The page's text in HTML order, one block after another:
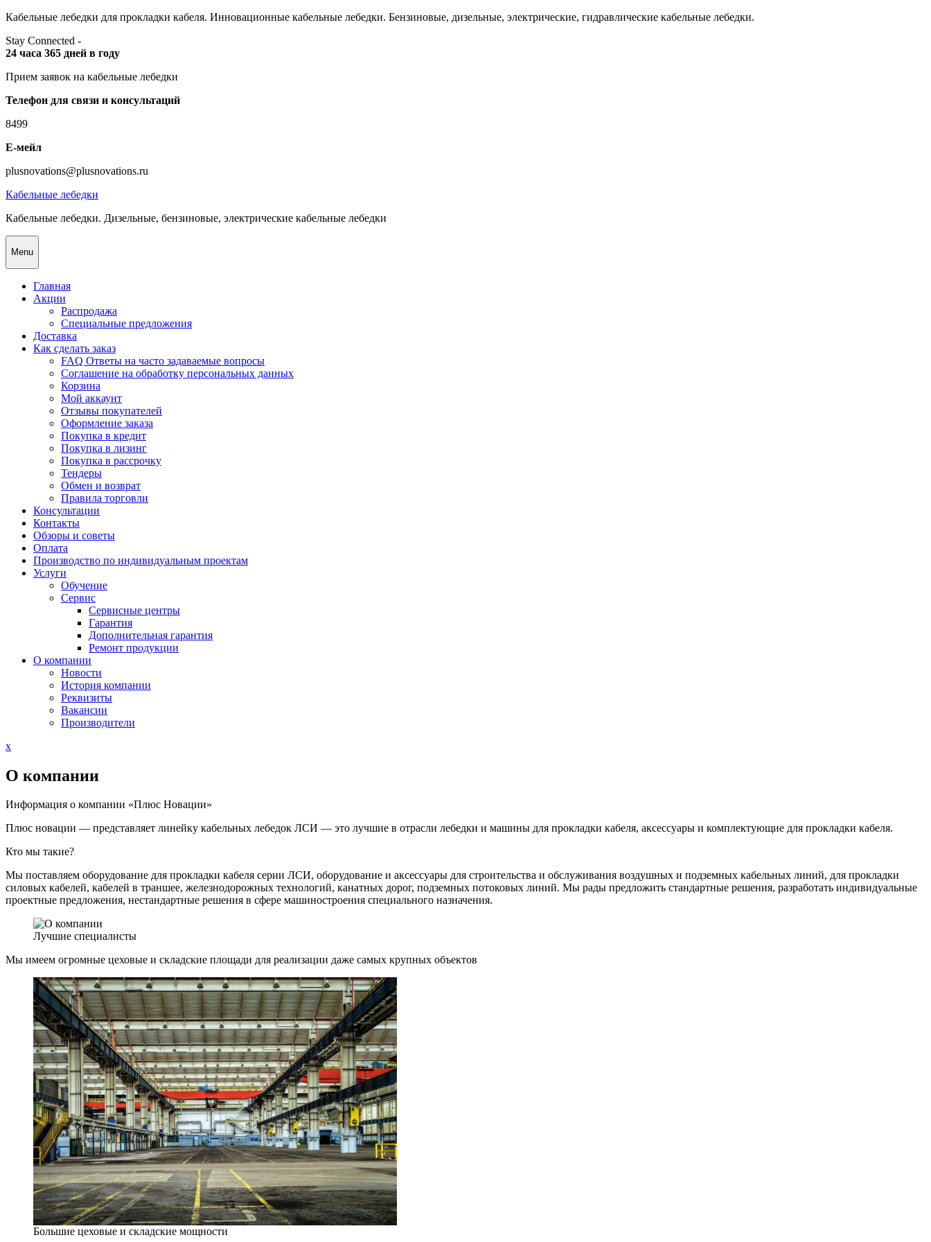
Skip
content
Кабельные лебедки для прокладки кабеля. Инновационные кабельные лебедки. Бензиновые, дизельные, электрические, гидравлические кабельные лебедки.
Stay Connected -
24 часа 365 дней в году
Прием заявок на кабельные лебедки
Телефон для связи и консультаций
8499
Е-мейл
plusnovations@plusnovations.ru
Кабельные лебедки
Кабельные лебедки. Дизельные, бензиновые, электрические кабельные лебедки
Menu
Главная
Акции
Распродажа
Специальные предложения
Доставка
Как сделать заказ
FAQ Ответы на часто задаваемые вопросы
Соглашение на обработку персональных данных
Корзина
Мой аккаунт
Отзывы покупателей
Оформление заказа
Покупка в кредит
Покупка в лизинг
Покупка в рассрочку
Тендеры
Обмен и возврат
Правила торговли
Консультации
Контакты
Обзоры и советы
Оплата
Производство по индивидуальным проектам
Услуги
Обучение
Сервис
Сервисные центры
Гарантия
Дополнительная гарантия
Ремонт продукции
О компании
Новости
История компании
Реквизиты
Вакансии
Производители
xClose
О компании
Информация о компании «Плюс Новации»
Плюс новации — представляет линейку кабельных лебедок ЛСИ — это лучшие в отрасли лебедки и машины для прокладки кабеля, аксессуары и комплектующие для прокладки кабеля.
Кто мы такие?
Мы поставляем оборудование для прокладки кабеля серии ЛСИ, оборудование и аксессуары для строительства и обслуживания воздушных и подземных кабельных линий, для прокладки
силовых кабелей, кабелей в траншее, железнодорожных технологий, канатных дорог, подземных потоковых линий. Мы рады предложить стандартные решения, разработать индивидуальные
проектные предложения, нестандартные решения в сфере машиностроения специального назначения.
Лучшие специалисты
Мы имеем огромные цеховые и складские площади для реализации даже самых крупных объектов
Большие цеховые и складские мощности